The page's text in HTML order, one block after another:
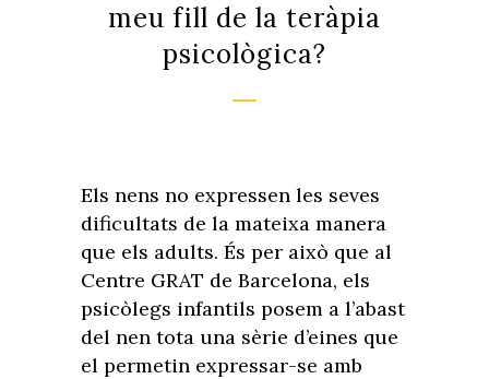
meu fill de la teràpia
psicològica?
Els nens no expressen les seves
dificultats de la mateixa manera
que els adults. És per això que al
Centre GRAT de Barcelona, els
psicòlegs infantils posem a l’abast
del nen tota una sèrie d’eines que
el permetin expressar-se amb